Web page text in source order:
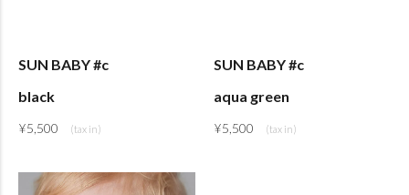
SUN BABY #c
black
¥5,500
SUN BABY #c
aqua green
¥5,500